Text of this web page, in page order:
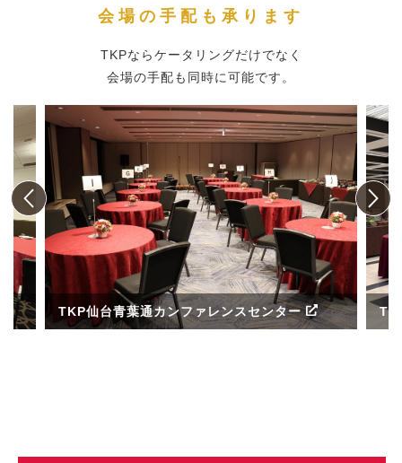
会場の手配も承ります
TKPならケータリングだけでなく
会場の手配も同時に可能です。
TKP仙台青葉通カンファレンスセンター
ル